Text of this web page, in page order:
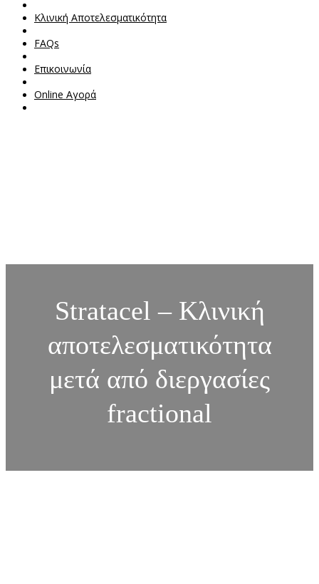
Κλινική Αποτελεσματικότητα
FAQs
Επικοινωνία
Online Αγορά
Stratacel – Κλινική
αποτελεσματικότητα
μετά από διεργασίες
fractional